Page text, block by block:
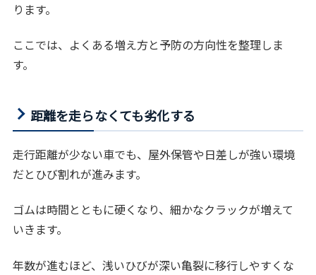
ります。
ここでは、よくある増え方と予防の方向性を整理しま
す。
距離を走らなくても劣化する
走行距離が少ない車でも、屋外保管や日差しが強い環境
だとひび割れが進みます。
ゴムは時間とともに硬くなり、細かなクラックが増えて
いきます。
年数が進むほど、浅いひびが深い亀裂に移行しやすくな